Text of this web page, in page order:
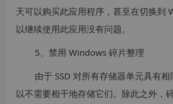
天可以购买此应用程序，甚至在切换到
以继续使用此应用没有问题。
5、禁用 Windows 碎片整理
由于 SSD 对所有存储器单元具有
以不需要相干地存储它们。除此之外，